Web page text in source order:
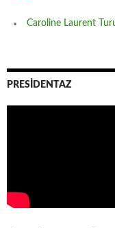
Caroline Laurent
PRESİDENTAZ